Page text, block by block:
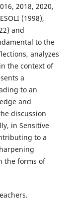
2018, 2020,
(1998),
and
to the
analyzes
the context of
a
to an
and
discussion
in Sensitive
to a
the forms of